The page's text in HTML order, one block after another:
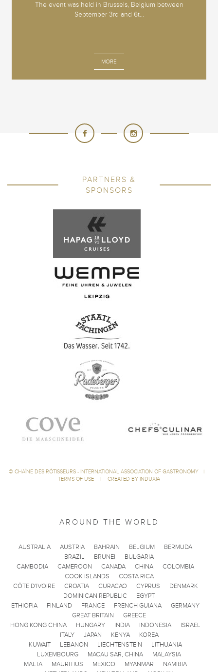
The event was held in Brussels, Belgium between
September 3rd and 6t...
MORE
PARTNERS &
SPONSORS
© CHAÎNE DES RÔTISSEURS - INTERNATIONAL ASSOCIATION OF GASTRONOMY
|
TERMS OF USE
| CREATED BY INDUXIA
AROUND THE WORLD
AUSTRALIA AUSTRIA BAHRAIN BELGIUM
BERMUDA
BRAZIL
BRUNEI
BULGARIA
CAMBODIA
CAMEROON CANADA CHINA
COLOMBIA
COOK ISLANDS
COSTA RICA
CÔTE D'IVOIRE
CROATIA CURACAO CYPRUS
DENMARK
DOMINICAN REPUBLIC
EGYPT
ETHIOPIA
FINLAND FRANCE FRENCH GUIANA
GERMANY
GREAT BRITAIN
GREECE
HONG KONG CHINA
HUNGARY INDIA INDONESIA
ISRAEL
ITALY
JAPAN KENYA
KOREA
KUWAIT
LEBANON LIECHTENSTEIN
LITHUANIA
LUXEMBOURG
MACAU SAR, CHINA
MALAYSIA
MALTA
MAURITIUS MEXICO MYANMAR
NAMIBIA